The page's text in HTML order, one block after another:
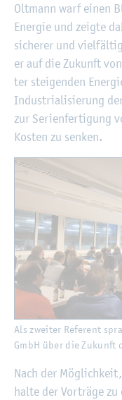
Olt­mann warf einen
En­er­gie und zeig­te
si­che­rer und
er auf die Zu­kunft
ter stei­gen­den
In­dus­tria­li­sie­rung
zur Se­ri­en­fer­ti­gung
Kos­ten zu sen­ken.
Als zwei­ter Re­fe­rent
GmbH über die Zu­kunft
Nach der
hal­te der Vor­trä­ge